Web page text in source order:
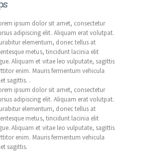
ipsum dolor sit amet, consectetur
adipiscing elit. Aliquam erat volutpat.
elementum, donec tellus at
metus, tincidunt lacinia elit
Aliquam et vitae leo vulputate, sagittis
enim. Mauris fermentum vehicula
sagittis. .
ipsum dolor sit amet, consectetur
adipiscing elit. Aliquam erat volutpat.
elementum, donec tellus at
metus, tincidunt lacinia elit
Aliquam et vitae leo vulputate, sagittis
enim. Mauris fermentum vehicula
sagittis.